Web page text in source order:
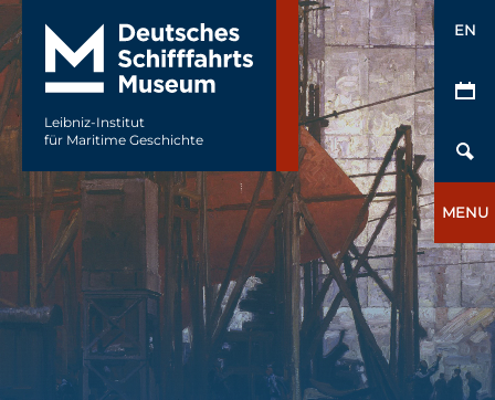
Leibniz-Institut
für Maritime Geschichte
EN
MENU